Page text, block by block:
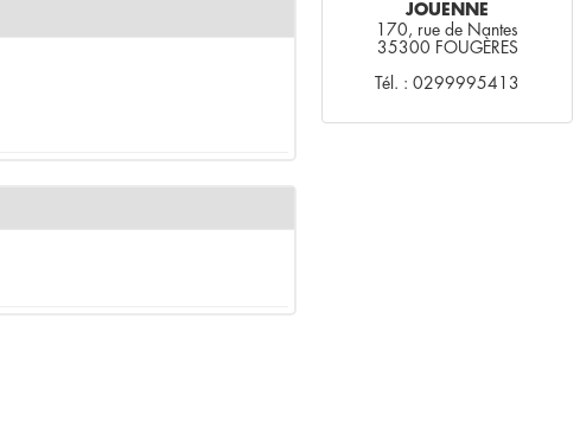
JOUENNE
170, rue de Nantes
35300 FOUGÈRES
Tél. : 0299995413